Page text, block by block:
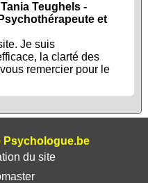
Tania Teughels -
et
Je suis
la clarté des
remercier pour le
Psychologue.be
du site